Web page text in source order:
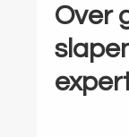
Over